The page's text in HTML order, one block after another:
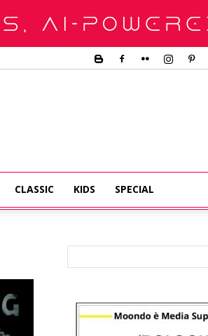
CLASSIC KIDS SPECIAL